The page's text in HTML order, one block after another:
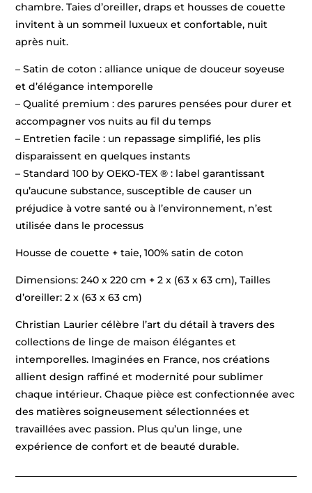
(63
x
63
cm)
chambre. Taies d’oreiller, draps et housses de couette
invitent à un sommeil luxueux et confortable, nuit
après nuit.
– Satin de coton : alliance unique de douceur soyeuse
et d’élégance intemporelle
– Qualité premium : des parures pensées pour durer et
accompagner vos nuits au fil du temps
– Entretien facile : un repassage simplifié, les plis
disparaissent en quelques instants
– Standard 100 by OEKO-TEX ® : label garantissant
qu’aucune substance, susceptible de causer un
préjudice à votre santé ou à l’environnement, n’est
utilisée dans le processus
Housse de couette + taie, 100% satin de coton
Dimensions: 240 x 220 cm + 2 x (63 x 63 cm), Tailles
d’oreiller: 2 x (63 x 63 cm)
Christian Laurier célèbre l’art du détail à travers des
collections de linge de maison élégantes et
intemporelles. Imaginées en France, nos créations
allient design raffiné et modernité pour sublimer
chaque intérieur. Chaque pièce est confectionnée avec
des matières soigneusement sélectionnées et
travaillées avec passion. Plus qu’un linge, une
expérience de confort et de beauté durable.